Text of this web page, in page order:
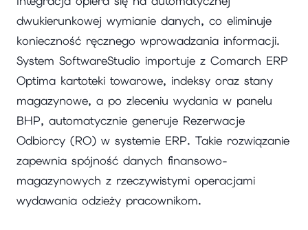
dwukierunkowej wymianie danych, co eliminuje
konieczność ręcznego wprowadzania informacji.
System SoftwareStudio importuje z Comarch ERP
Optima kartoteki towarowe, indeksy oraz stany
magazynowe, a po zleceniu wydania w panelu
BHP, automatycznie generuje Rezerwacje
Odbiorcy (RO) w systemie ERP. Takie rozwiązanie
zapewnia spójność danych finansowo-
magazynowych z rzeczywistymi operacjami
wydawania odzieży pracownikom.